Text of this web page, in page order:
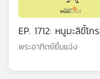
EP. 1712: หนูมะลิขี้โก
พระอาทิตย์ยิ้มแฉ่ง